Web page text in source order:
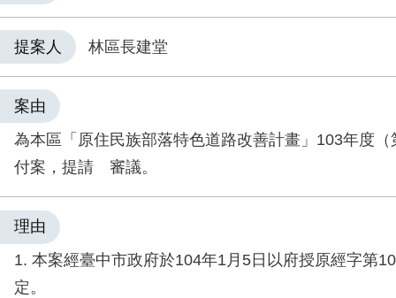
提案人 林區長建堂
案由
為本區「原住民族部落特色道路改善計畫」103年度
付案，提請 審議。
理由
1. 本案經臺中市政府於104年1月5日以府授原經字第
定。